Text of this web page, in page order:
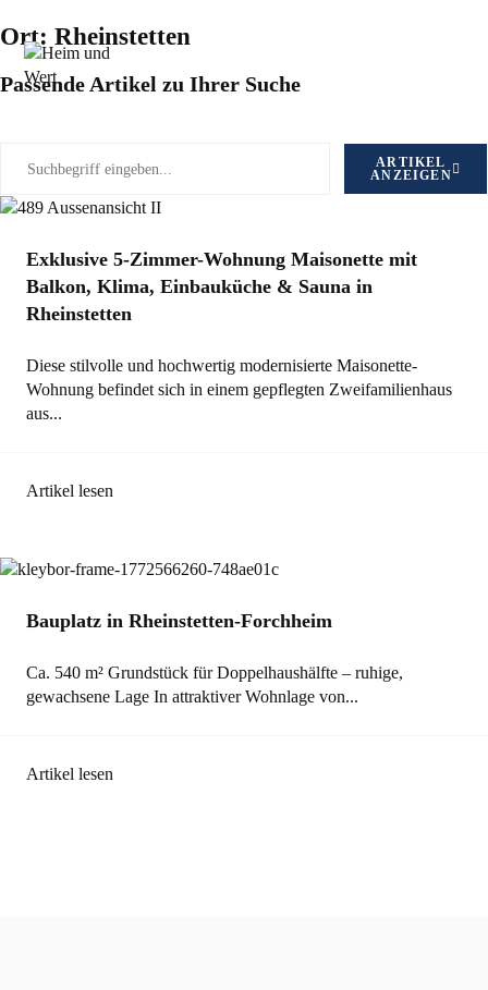
Ort: Rheinstetten
Passende Artikel zu Ihrer Suche
ARTIKEL
ANZEIGEN
Exklusive 5-Zimmer-Wohnung Maisonette mit
Balkon, Klima, Einbauküche & Sauna in
Rheinstetten
Diese stilvolle und hochwertig modernisierte Maisonette-
Wohnung befindet sich in einem gepflegten Zweifamilienhaus
aus...
Artikel lesen
Bauplatz in Rheinstetten-Forchheim
Ca. 540 m² Grundstück für Doppelhaushälfte – ruhige,
gewachsene Lage In attraktiver Wohnlage von...
Artikel lesen